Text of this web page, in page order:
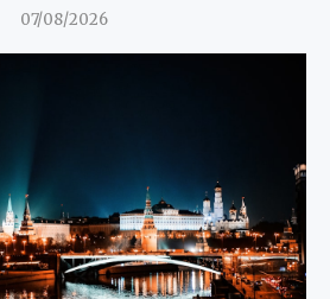
07/08/2026